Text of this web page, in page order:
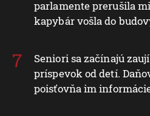
parlamente prerušila
kapybár vošla do
Seniori sa začínajú
príspevok od detí.
poisťovňa im